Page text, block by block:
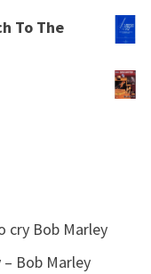
To The
cry Bob Marley
Bob Marley